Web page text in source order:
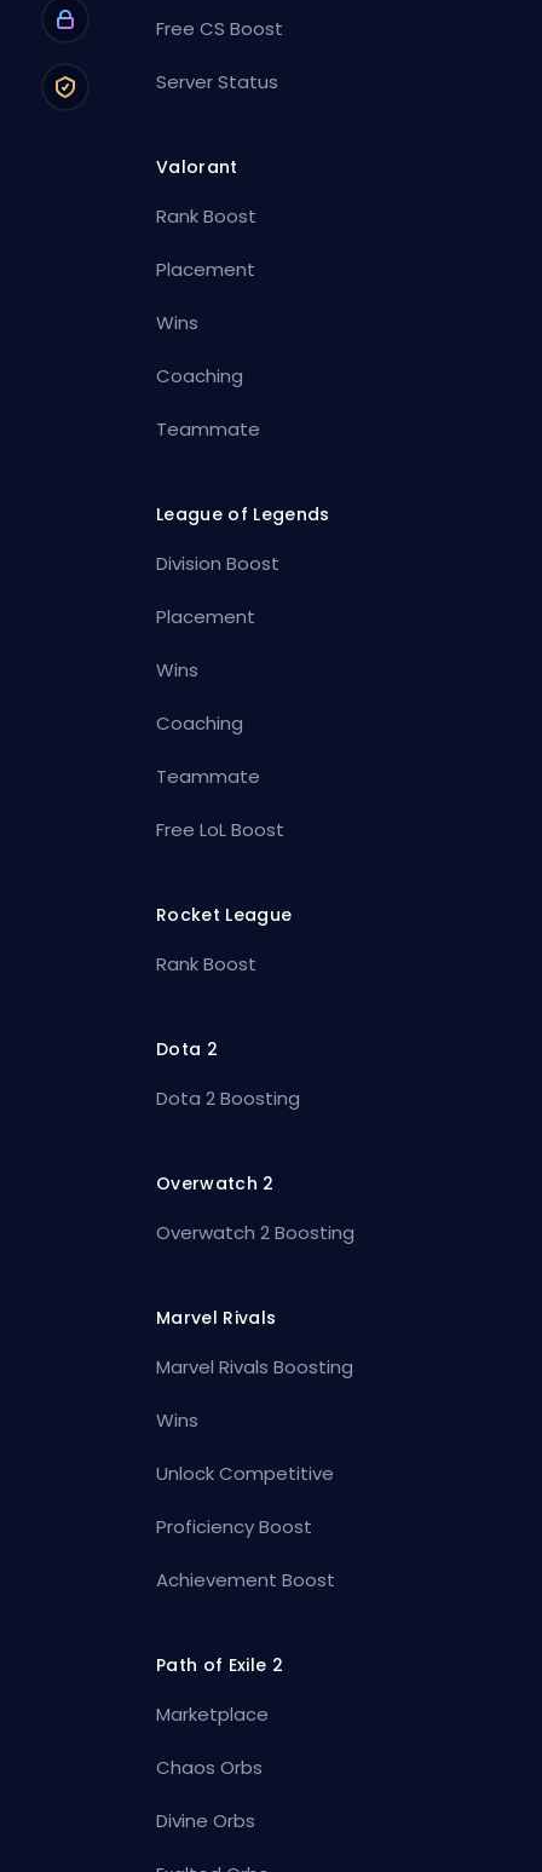
Free CS Boost
Server Status
Valorant
Rank Boost
Placement
Wins
Coaching
Teammate
League of Legends
Division Boost
Placement
Wins
Coaching
Teammate
Free LoL Boost
Rocket League
Rank Boost
Dota 2
Dota 2 Boosting
Overwatch 2
Overwatch 2 Boosting
Marvel Rivals
Marvel Rivals Boosting
Wins
Unlock Competitive
Proficiency Boost
Achievement Boost
Path of Exile 2
Marketplace
Chaos Orbs
Divine Orbs